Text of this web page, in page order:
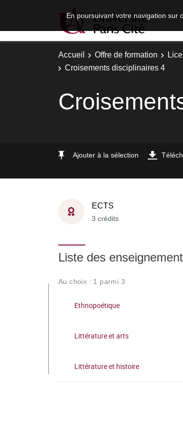
En poursuivant votre navigation sur
Accueil Offre de formation
Croisements disciplinaires 4
Ajouter à la sélection
ECTS
3 crédits
Liste des
Au choix : 1 parmi 3
Ethnopoétique
Littérature et arts
Littérature et histoire